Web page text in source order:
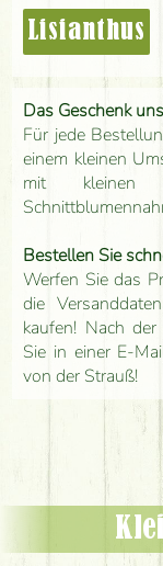
Lisianthus
Das Geschenk
Für jede
einem kleinen
mit kleinen
Bestellen Sie
Werfen Sie das
die
kaufen! Nach
Sie in einer E-
von der Strauß!